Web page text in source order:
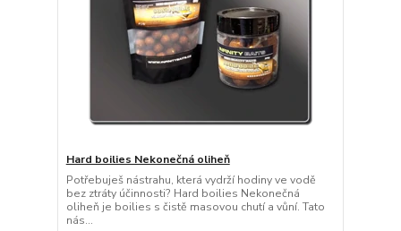
Hard boilies Nekonečná oliheň
Potřebuješ nástrahu, která vydrží hodiny ve vodě
bez ztráty účinnosti? Hard boilies Nekonečná
oliheň je boilies s čistě masovou chutí a vůní. Tato
nás...